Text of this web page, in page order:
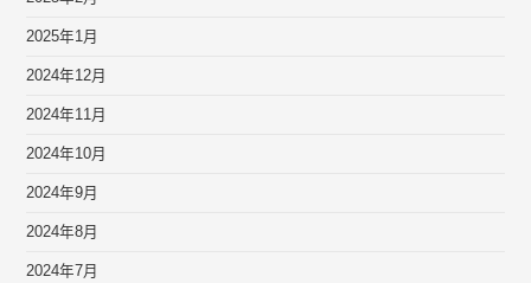
2025年1月
2024年12月
2024年11月
2024年10月
2024年9月
2024年8月
2024年7月